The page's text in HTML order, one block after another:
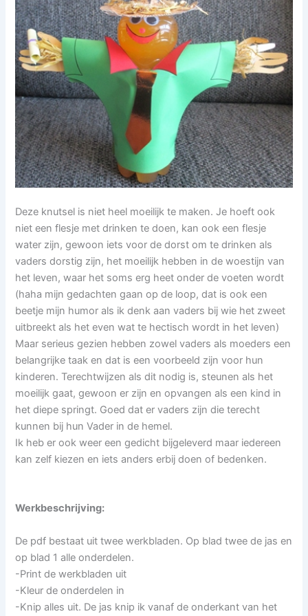
Deze knutsel is niet heel moeilijk te maken. Je hoeft ook
niet een flesje met drinken te doen, kan ook een flesje
water zijn, gewoon iets voor de dorst om te drinken als
vaders dorstig zijn, het moeilijk hebben in de woestijn van
het leven, waar het soms erg heet onder de voeten wordt
(haha mijn gedachten gaan op de loop, dat is ook een
beetje mijn humor als ik denk aan vaders bij wie het zweet
uitbreekt als het even wat te hectisch wordt in het leven)
Maar serieus gezien hebben zowel vaders als moeders een
belangrijke taak en dat is een voorbeeld zijn voor hun
kinderen. Terechtwijzen als dit nodig is, steunen als het
moeilijk gaat, gewoon er zijn en opvangen als een kind in
het diepe springt. Goed dat er vaders zijn die terecht
kunnen bij hun Vader in de hemel.
Ik heb er ook weer een gedicht bijgeleverd maar iedereen
kan zelf kiezen en iets anders erbij doen of bedenken.
Werkbeschrijving:
De pdf bestaat uit twee werkbladen. Op blad twee de jas en
op blad 1 alle onderdelen.
-Print de werkbladen uit
-Kleur de onderdelen in
-Knip alles uit. De jas knip ik vanaf de onderkant van het